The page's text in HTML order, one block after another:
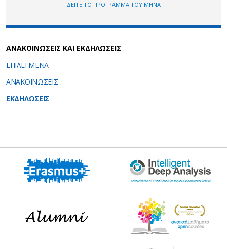
ΔΕΙΤΕ ΤΟ ΠΡΟΓΡΑΜΜΑ ΤΟΥ ΜΗΝΑ
ΑΝΑΚΟΙΝΩΣΕΙΣ ΚΑΙ ΕΚΔΗΛΩΣΕΙΣ
ΕΠΙΛΕΓΜΕΝΑ
ΑΝΑΚΟΙΝΩΣΕΙΣ
ΕΚΔΗΛΩΣΕΙΣ